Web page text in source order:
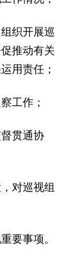
织开展巡
推动有关
用责任；
工作；
贯通协
对巡视组
要事项。